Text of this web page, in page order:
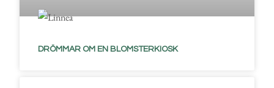
DRÖMMAR OM EN BLOMSTERKIOSK